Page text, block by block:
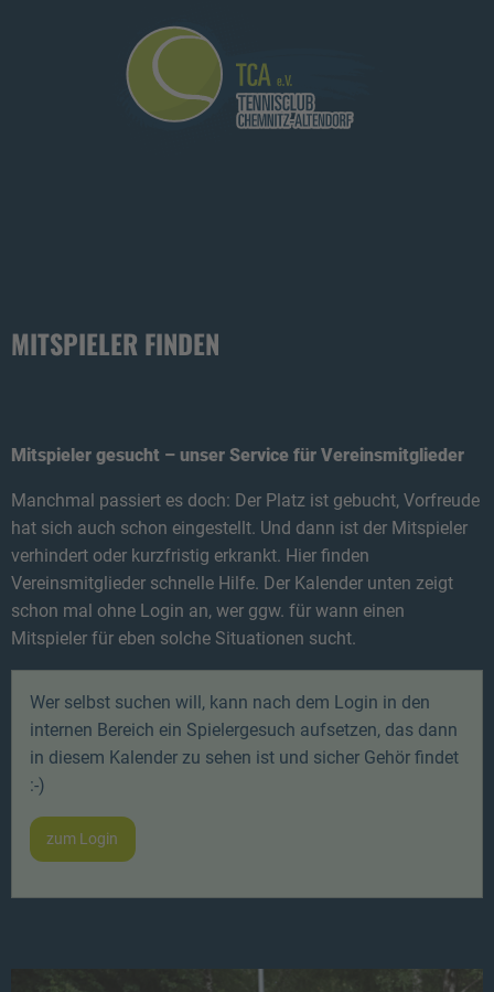
MITSPIELER FINDEN
Mitspieler gesucht – unser Service für Vereinsmitglieder
Manchmal passiert es doch: Der Platz ist gebucht, Vorfreude
hat sich auch schon eingestellt. Und dann ist der Mitspieler
verhindert oder kurzfristig erkrankt. Hier finden
Vereinsmitglieder schnelle Hilfe. Der Kalender unten zeigt
schon mal ohne Login an, wer ggw. für wann einen
Mitspieler für eben solche Situationen sucht.
Wer selbst suchen will, kann nach dem Login in den
internen Bereich ein Spielergesuch aufsetzen, das dann
in diesem Kalender zu sehen ist und sicher Gehör findet
:-)
zum Login